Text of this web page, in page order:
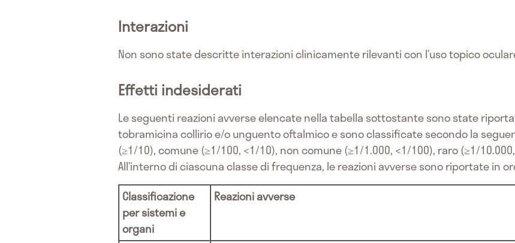
Interazioni
Non sono state descritte interazioni clinicamente rilevanti con l’uso topico
Effetti indesiderati
Le seguenti reazioni avverse elencate nella tabella sottostante sono state
tobramicina collirio e/o unguento oftalmico e sono classificate secondo la
(≥1/10), comune (≥1/100, <1/10), non comune (≥1/1.000, <1/100), raro (≥1/
All’interno di ciascuna classe di frequenza, le reazioni avverse sono riportate in
Classificazione
per sistemi e
organi
Reazioni avverse